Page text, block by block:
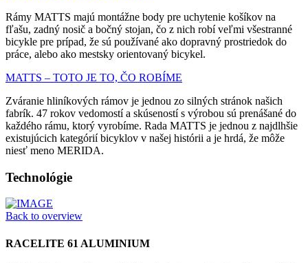
Rámy MATTS majú montážne body pre uchytenie košíkov na
fľašu, zadný nosič a bočný stojan, čo z nich robí veľmi všestranné
bicykle pre prípad, že sú používané ako dopravný prostriedok do
práce, alebo ako mestsky orientovaný bicykel.
MATTS – TOTO JE TO, ČO ROBÍME
Zváranie hliníkových rámov je jednou zo silných stránok našich
fabrík. 47 rokov vedomostí a skúseností s výrobou sú prenášané do
každého rámu, ktorý vyrobíme. Rada MATTS je jednou z najdlhšie
existujúcich kategórií bicyklov v našej histórii a je hrdá, že môže
niesť meno MERIDA.
Technológie
Back to overview
RACELITE 61 ALUMINIUM